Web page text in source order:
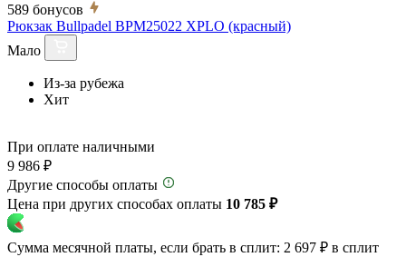
589 бонусов
Рюкзак Bullpadel BPM25022 XPLO (красный)
Мало
Из-за рубежа
Хит
При оплате наличными
9 986 ₽
Другие способы оплаты
Цена при других способах оплаты 10 785 ₽
Сумма месячной платы, если брать в сплит: 2 697 ₽ в сплит